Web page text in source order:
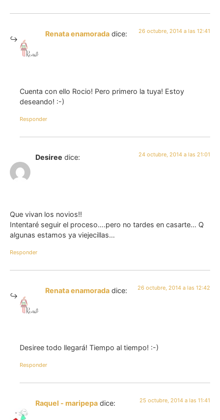
Renata enamorada dice: 26 octubre, 2014 a las 12:41
Cuenta con ello Rocio! Pero primero la tuya! Estoy
deseando! :-)
Responder
Desiree dice: 24 octubre, 2014 a las 21:01
Que vivan los novios!!
Intentaré seguir el proceso….pero no tardes en casarte… Q
algunas estamos ya viejecillas…
Responder
Renata enamorada dice: 26 octubre, 2014 a las 12:42
Desiree todo llegará! Tiempo al tiempo! :-)
Responder
Raquel - maripepa dice: 25 octubre, 2014 a las 11:41